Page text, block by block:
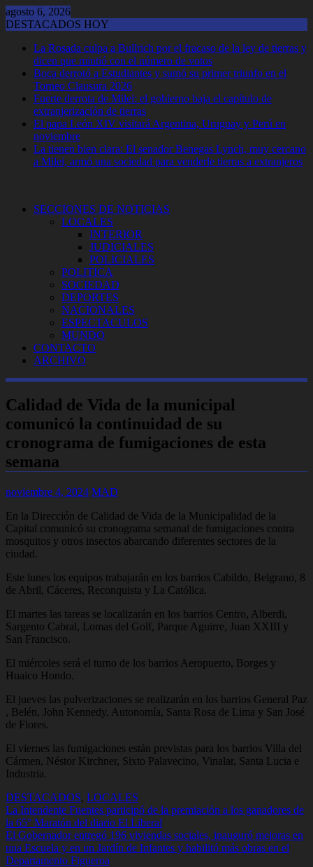
Saltar
al
agosto 6, 2026
DESTACADOS HOY
La Rosada culpa a Bullrich por el fracaso de la ley de tierras y
dicen que mintió con el número de votos
Boca derrotó a Estudiantes y sumó su primer triunfo en el
Torneo Clausura 2026
Fuerte derrota de Milei: el gobierno baja el capítulo de
extranjerización de tierras
El papa León XIV visitará Argentina, Uruguay y Perú en
noviembre
La tienen bien clara: El senador Benegas Lynch, muy cercano
a Milei, armó una sociedad para venderle tierras a extranjeros
SECCIONES DE NOTICIAS
LOCALES
INTERIOR
JUDICIALES
POLICIALES
POLITICA
SOCIEDAD
DEPORTES
NACIONALES
ESPECTACULOS
MUNDO
CONTACTO
ARCHIVO
Calidad de Vida de la municipal
comunicó la continuidad de su
cronograma de fumigaciones de esta
semana
noviembre 4, 2024 MAD
En la Dirección de Calidad de Vida de la Municipalidad de la
Capital comunicó su cronograma semanal de fumigaciones contra
mosquitos y otros insectos abarcando diferentes sectores de la
ciudad.
Este lunes los equipos trabajarán en los barrios Cabildo, Belgrano, 8
de Abril, Cáceres, Reconquista y La Católica.
El martes las tareas se localizarán en los barrios Centro, Alberdi,
Sargento Cabral, Lomas del Golf, Parque Aguirre, Juan XXIII y
San Francisco.
El miércoles será el turno de los barrios Aeropuerto, Borges y
Huaico Hondo.
El jueves las pulverizaciones se realizarán en los barrios General Paz
, Belén, John Kennedy, Autonomía, Santa Rosa de Lima y San José
de Flores.
El viernes las fumigaciones están previstas para los barrios Villa del
Cármen, Néstor Kirchner, Sixto Palavecino, Vinalar, Santa Lucia e
Industria.
DESTACADOS, LOCALES
Navegación
de
entradas
La Intendente Fuentes participó de la premiación a los ganadores de
la 65° Maratón del diario El Liberal
El Gobernador entregó 196 viviendas sociales, inauguró mejoras en
una Escuela y en un Jardín de Infantes y habilitó más obras en el
Departamento Figueroa